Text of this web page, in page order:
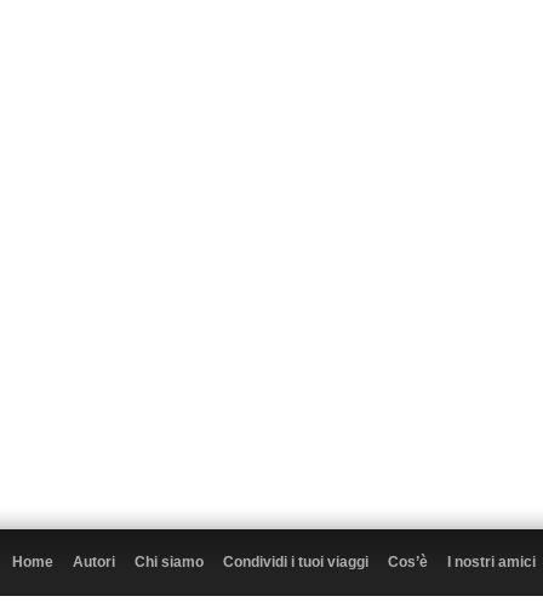
Home Autori Chi siamo Condividi i tuoi viaggi Cos’è I nostri amici